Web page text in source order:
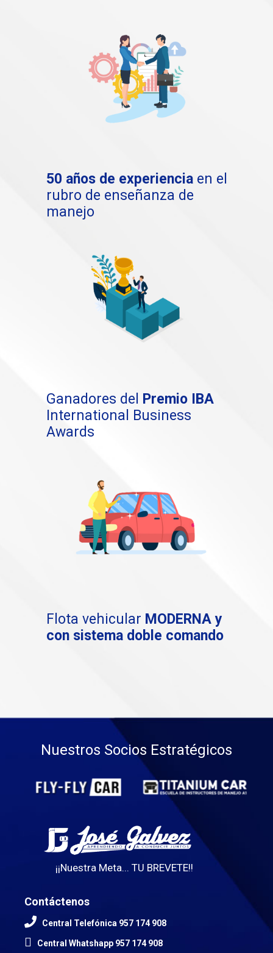
50 años de experiencia en el
rubro de enseñanza de
manejo
Ganadores del
Premio IBA
International Business
Awards
Flota vehicular MODERNAy
con sistema doble comando
Nuestros Socios Estratégicos
¡¡Nuestra Meta... TU BREVETE!!
Contáctenos
Central Telefónica 957 174 908
Central Whatshapp 957 174 908